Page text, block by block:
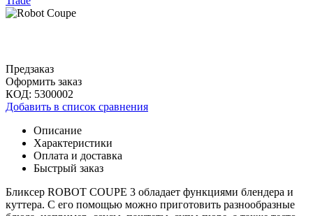
Предзаказ
Оформить заказ
КОД: 5300002
Добавить в список сравнения
Описание
Характеристики
Оплата и доставка
Быстрый заказ
Бликсер ROBOT COUPE 3 обладает функциями блендера и
куттера. С его помощью можно приготовить разнообразные